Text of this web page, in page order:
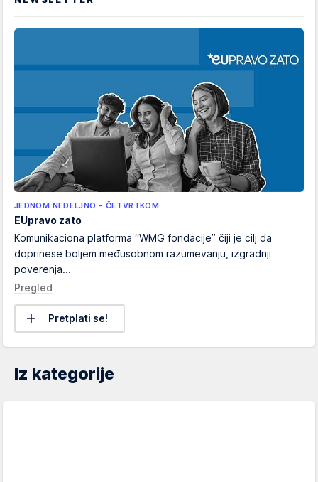
JEDNOM NEDELJNO - ČETVRTKOM
EUpravo zato
Komunikaciona platforma “WMG fondacije” čiji je cilj da
doprinese boljem međusobnom razumevanju, izgradnji
poverenja...
Pregled
Pretplati se!
Iz kategorije